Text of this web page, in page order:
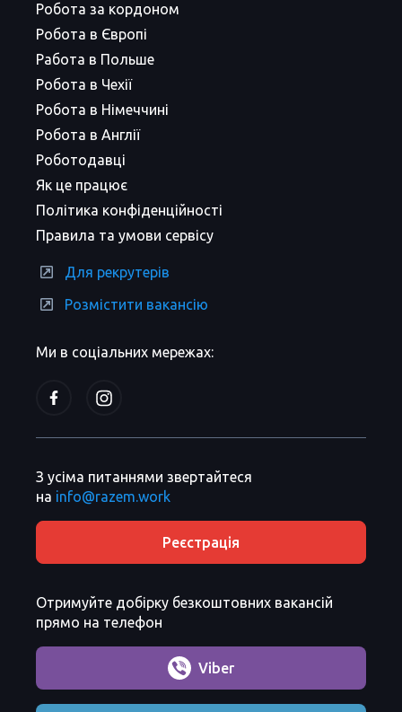
Ми в соціальних мережах:
Робота за кордоном
Робота в Європі
Работа в Польше
Робота в Чехії
Робота в Німеччині
Робота в Англії
Роботодавці
Як це працює
Політика конфіденційності
Правила та умови сервісу
Для рекрутерів
Розмістити вакансію
З усіма питаннями звертайтеся
на info@razem.work
Реєстрація
Отримуйте добірку безкоштовних вакансій
прямо на телефон
Viber